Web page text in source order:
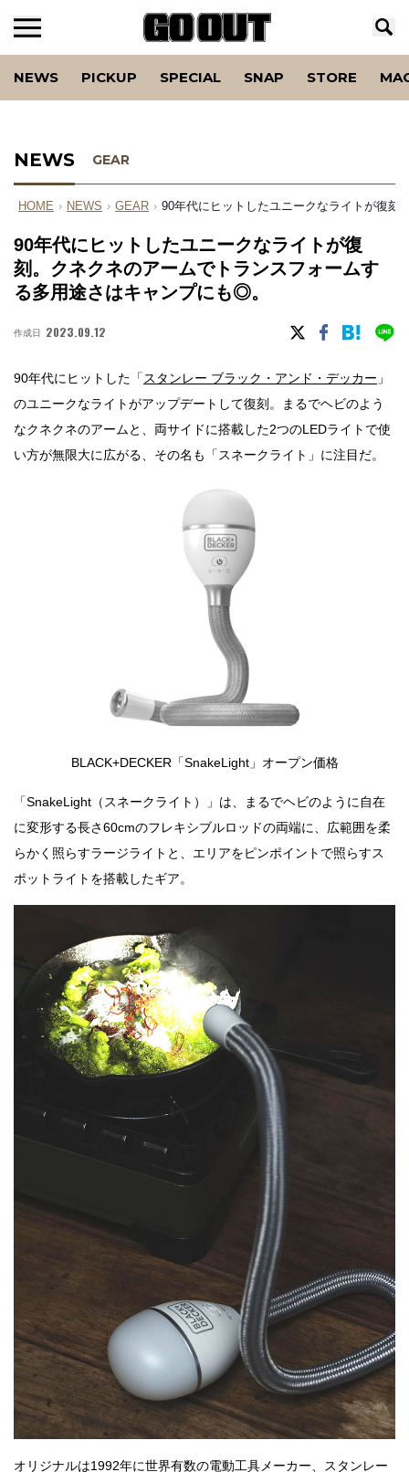
NEWS PICKUP SPECIAL SNAP STORE
NEWS GEAR
HOME › NEWS › GEAR › 90年代にヒットしたユニークなライトが復
90年代にヒットしたユニークなライトが復
刻。クネクネのアームでトランスフォームす
る多用途さはキャンプにも◎。
作成日 2023.09.12
90年代にヒットした「スタンレー ブラック・アンド・デッカー 」
のユニークなライトがアップデートして復刻。まるでヘビのよう
なクネクネのアームと、両サイドに搭載した2つのLEDライトで使
い方が無限大に広がる、その名も「スネークライト」に注目だ。
BLACK+DECKER「SnakeLight」オープン価格
「SnakeLight（スネークライト）」は、まるでヘビのように自在
に変形する長さ60cmのフレキシブルロッドの両端に、広範囲を柔
らかく照らすラージライトと、エリアをピンポイントで照らすス
ポットライトを搭載したギア。
オリジナルは1992年に世界有数の電動工具メーカー、スタンレー